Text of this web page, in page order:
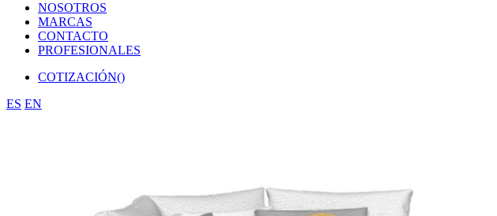
NOSOTROS
MARCAS
CONTACTO
PROFESIONALES
COTIZACIÓN()
ES EN